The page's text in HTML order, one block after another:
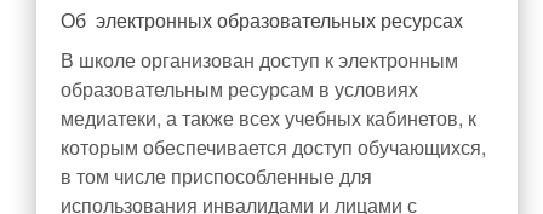
Об электронных образовательных ресурсах
В школе организован доступ к электронным
образовательным ресурсам в условиях
медиатеки, а также всех учебных кабинетов, к
которым обеспечивается доступ обучающихся,
в том числе приспособленные для
использования инвалидами и лицами с